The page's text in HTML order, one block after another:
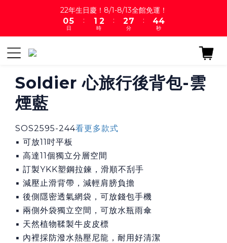
22年生日慶！8/1-8/13全館免運！
1
0
6
5
4
日
:
2
1
0
3
2
1
時
:
3
2
1
8
7
6
2
1
分
:
5
4
3
4
3
2
秒
Soldier 心旅行後背包-雲
煙藍
SOS2595-244看更多款式
▪ 可放11吋平板
▪ 高達11個獨立分層空間
▪ 訂製YKK塑鋼拉鍊，滑順不刮手
▪ 減壓止滑背帶，減輕肩膀負擔
▪ 後側隱密透氣網袋，可放錢包手機
▪ 兩側外袋獨立空間，可放水瓶雨傘
▪ 天然植物鞣製牛皮皮標
▪ 內裡採防潑水熱壓尼龍，耐用好清潔